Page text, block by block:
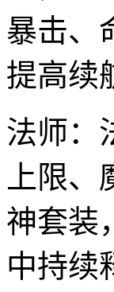
暴击、
提高续
法师：
上限
神套装
中持续